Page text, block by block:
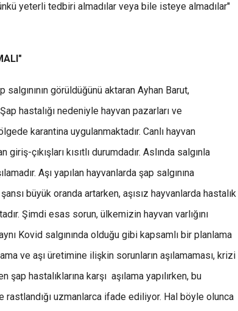
yeterli tedbiri almadılar veya bile isteye almadılar"
görüldüğünü aktaran Ayhan Barut,
hastalığı nedeniyle hayvan pazarları ve
karantina uygulanmaktadır. Canlı hayvan
çıkışları kısıtlı durumdadır. Aslında salgınla
Aşı yapılan hayvanlarda şap salgınına
büyük oranda artarken, aşısız hayvanlarda hastalık
Şimdi esas sorun, ülkemizin hayvan varlığını
Kovid salgınında olduğu gibi kapsamlı bir planlama
ve aşı üretimine ilişkin sorunların aşılamaması, krizi
hastalıklarına karşı aşılama yapılırken, bu
rastlandığı uzmanlarca ifade ediliyor. Hal böyle olunca